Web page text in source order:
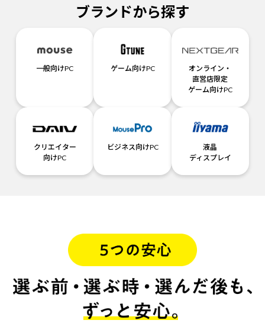
ブランドから探す
一般向けPC ゲーム向けPC
オンライン・
直営店限定
ゲーム向けPC
クリエイター
向けPC
ビジネス向けPC
液晶
ディスプレイ